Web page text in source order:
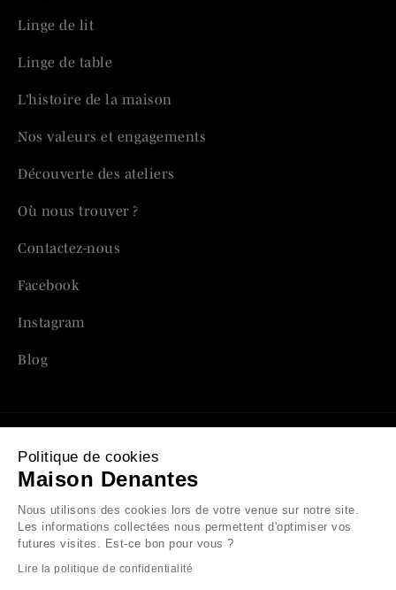
Linge de lit
Linge de table
L’histoire de la maison
Nos valeurs et engagements
Découverte des ateliers
Où nous trouver ?
Contactez-nous
Facebook
Instagram
Blog
Mentions légales
Politique de confidentialité
Conditions générales de vente
Plan du site
Politique de cookies
Maison Denantes
Nous utilisons des cookies lors de votre venue sur notre site.
Les informations collectées nous permettent d'optimiser vos
futures visites. Est-ce bon pour vous ?
Lire la politique de confidentialité